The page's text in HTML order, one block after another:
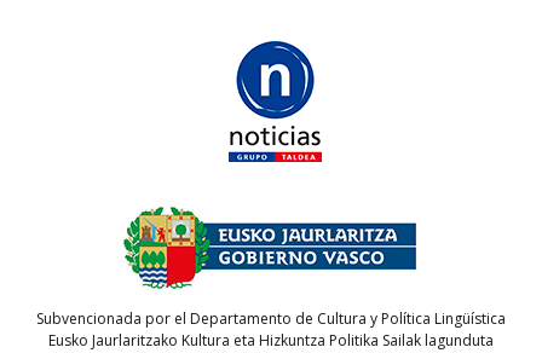
Subvencionada por el Departamento de Cultura y Política Lingüística
Eusko Jaurlaritzako Kultura eta Hizkuntza Politika Sailak lagunduta